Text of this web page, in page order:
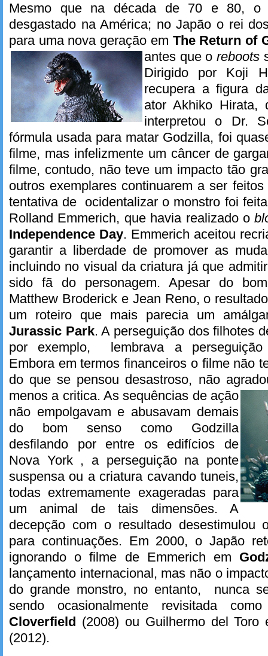
Mesmo que na década de 70 e 80, o
desgastado na América; no Japão o rei
para uma nova geração em The Return of
antes que o reboots
Dirigido por Koji
recupera a figura
ator Akhiko Hirata,
interpretou o Dr.
fórmula usada para matar Godzilla, foi
filme, mas infelizmente um câncer de
filme, contudo, não teve um impacto tão
outros exemplares continuarem a ser
tentativa de ocidentalizar o monstro foi
Rolland Emmerich, que havia realizado o
Independence Day. Emmerich aceitou
garantir a liberdade de promover as
incluindo no visual da criatura já que
sido fã do personagem. Apesar do
Matthew Broderick e Jean Reno, o
um roteiro que mais parecia um
Jurassic Park. A perseguição dos filhotes
por exemplo, lembrava a perseguição
Embora em termos financeiros o filme não
do que se pensou desastroso, não
menos a critica. As sequências de ação
não empolgavam e abusavam demais
do bom senso como Godzilla
desfilando por entre os edifícios de
Nova York , a perseguição na ponte
suspensa ou a criatura cavando tuneis,
todas extremamente exageradas para
um animal de tais dimensões. A
decepção com o resultado desestimulou
para continuações. Em 2000, o Japão
ignorando o filme de Emmerich em
lançamento internacional, mas não o
do grande monstro, no entanto, nunca
sendo ocasionalmente revisitada
Cloverfield (2008) ou Guilhermo del
(2012).